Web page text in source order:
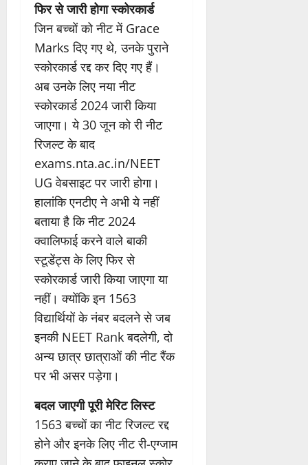
फिर से जारी होगा स्कोरकार्ड
जिन बच्चों को नीट में Grace
Marks दिए गए थे, उनके पुराने
स्कोरकार्ड रद्द कर दिए गए हैं।
अब उनके लिए नया नीट
स्कोरकार्ड 2024 जारी किया
जाएगा। ये 30 जून को री नीट
रिजल्ट के बाद
exams.nta.ac.in/NEET
UG वेबसाइट पर जारी होगा।
हालांकि एनटीए ने अभी ये नहीं
बताया है कि नीट 2024
क्वालिफाई करने वाले बाकी
स्टूडेंट्स के लिए फिर से
स्कोरकार्ड जारी किया जाएगा या
नहीं। क्योंकि इन 1563
विद्यार्थियों के नंबर बदलने से जब
इनकी NEET Rank बदलेगी, दो
अन्य छात्र छात्राओं की नीट रैंक
पर भी असर पड़ेगा।
बदल जाएगी पूरी मेरिट लिस्ट
1563 बच्चों का नीट रिजल्ट रद्द
होने और इनके लिए नीट री-एग्जाम